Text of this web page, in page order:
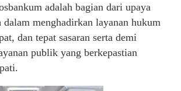
adalah bagian dari upaya
dalam menghadirkan layanan hukum
dan tepat sasaran serta demi
publik yang berkepastian